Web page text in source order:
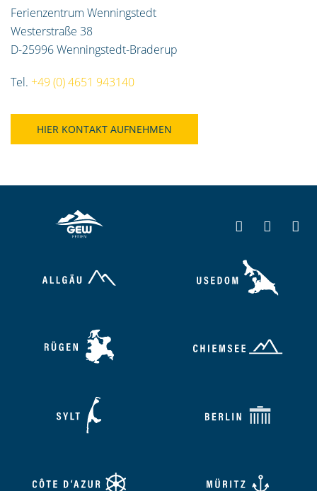
Ferienzentrum Wenningstedt
Westerstraße 38
D-25996 Wenningstedt-Braderup
Tel. +49 (0) 4651 943140
HIER KONTAKT AUFNEHMEN